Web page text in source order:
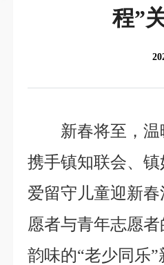
程”
新春将至，
携手镇知联会、
爱留守儿童迎新
愿者与青年志愿
韵味的“老少同乐”